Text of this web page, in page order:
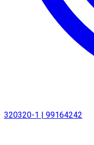
320320-1 | 99164242